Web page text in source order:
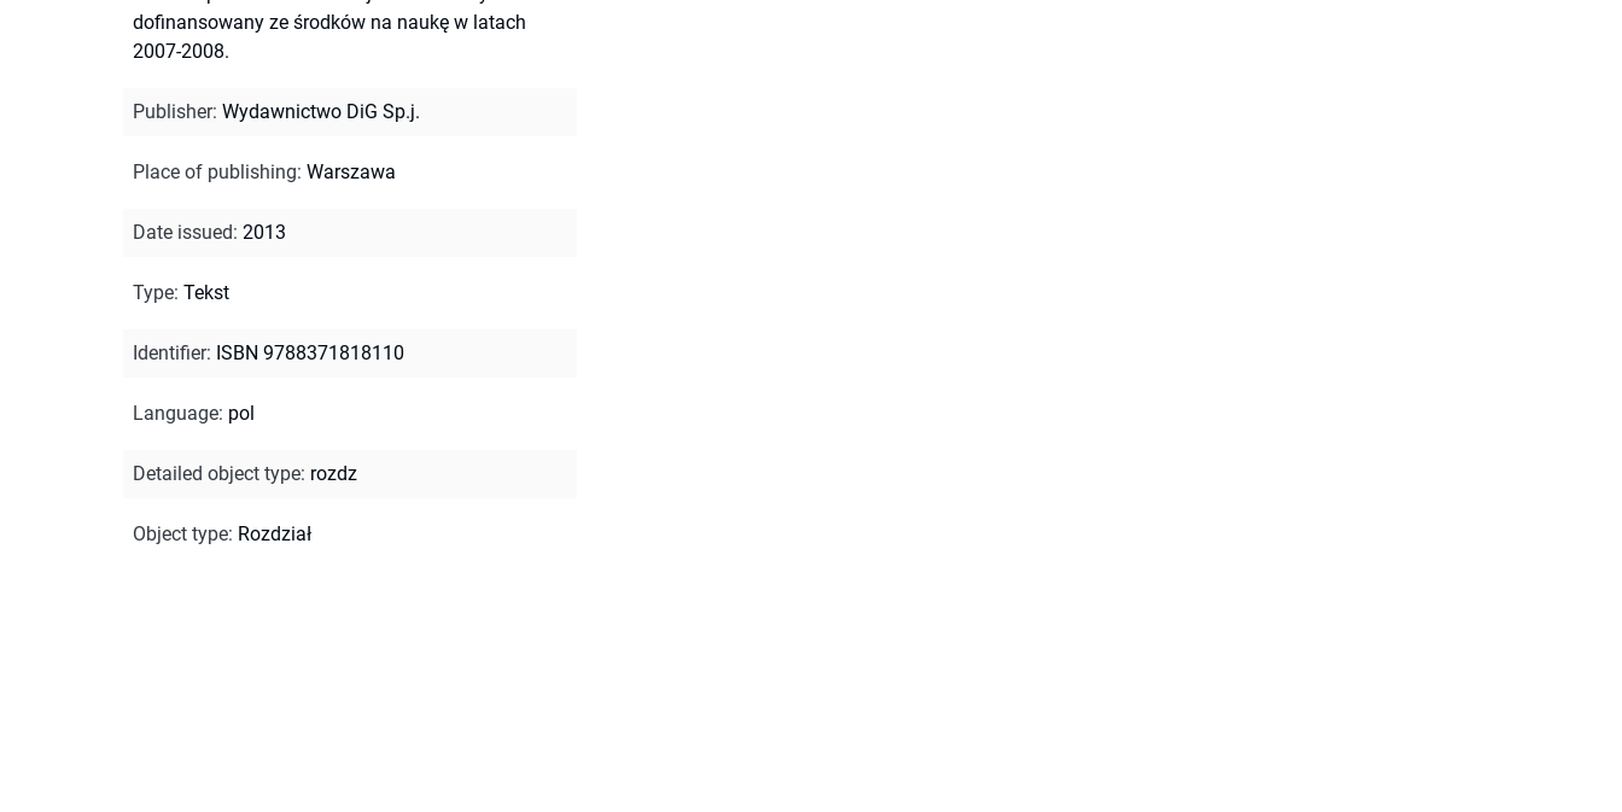
dofinansowany ze środków na naukę w latach
2007-2008.
Publisher: Wydawnictwo DiG Sp.j.
Place of publishing: Warszawa
Date issued: 2013
Type: Tekst
Identifier: ISBN 9788371818110
Language: pol
Detailed object type: rozdz
Object type: Rozdział